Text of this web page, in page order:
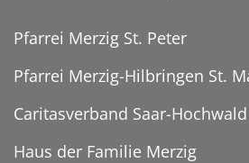
Pfarrei Merzig St. Peter
Pfarrei Merzig-Hilbringen St.
Caritasverband Saar-Hochwald
Haus der Familie Merzig